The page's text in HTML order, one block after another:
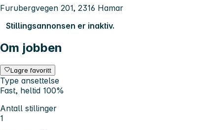
Furubergvegen 201, 2316 Hamar
Stillingsannonsen er inaktiv.
Om jobben
Lagre favoritt
Type ansettelse
Fast, heltid 100%
Antall stillinger
1